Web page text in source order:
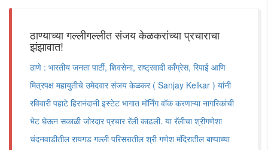
ठाण्याच्या गल्लीगल्लीत संजय केळकरांच्या प्रचाराचा
झंझावात!
ठाणे : भारतीय जनता पार्टी, शिवसेना, राष्ट्रवादी काँग्रेस, रिपाई आणि
मित्रपक्ष महायुतीचे उमेदवार संजय केळकर ( Sanjay Kelkar ) यांनी
रविवारी पहाटे हिरानंदानी इस्टेट भागात मॉर्निंग वॉक करणाऱ्या नागरिकांची
भेट घेऊन सकाळी जोरदार प्रचार रॅली काढली. या रॅलीचा श्रीगणेशा
चंदनवाडीतील रायगड गल्ली परिसरातील श्री गणेश मंदिरातील बाप्पाच्या